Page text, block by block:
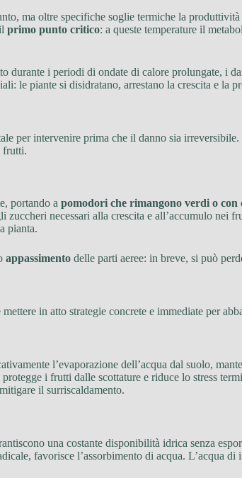
ma oltre specifiche soglie termiche la
primo punto critico: a queste temperature il
durante i periodi di ondate di calore prolungate, i
le piante si disidratano, arrestano la crescita e la
per intervenire prima che il danno sia
frutti.
portando a pomodori che rimangono verdi o con
zuccheri necessari alla crescita e all’accumulo nei
pianta.
appassimento delle parti aeree: in breve, si può
in atto strategie concrete e immediate per
l’evaporazione dell’acqua dal suolo,
i frutti dalle scottature e riduce lo stress
il surriscaldamento.
una costante disponibilità idrica senza
favorisce l’assorbimento di acqua. L’acqua